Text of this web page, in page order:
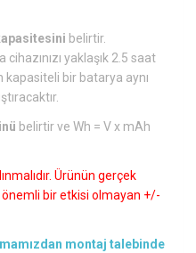
belirtir.
yaklaşık 2.5 saat
kapasiteli bir batarya aynı
belirtir ve Wh = V x mAh
Ürünün gerçek
bir etkisi olmayan +/-
montaj talebinde